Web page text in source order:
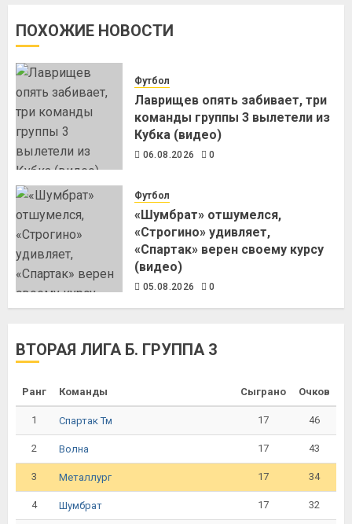
ПОХОЖИЕ НОВОСТИ
Футбол
Лаврищев опять забивает, три
команды группы 3 вылетели из
Кубка (видео)
06.08.2026 0
Футбол
«Шумбрат» отшумелся,
«Строгино» удивляет,
«Спартак» верен своему курсу
(видео)
05.08.2026 0
ВТОРАЯ ЛИГА Б. ГРУППА 3
Ранг Команды Сыграно Очков
1 Спартак Тм 17 46
2 Волна 17 43
3 Металлург 17 34
4 Шумбрат 17 32